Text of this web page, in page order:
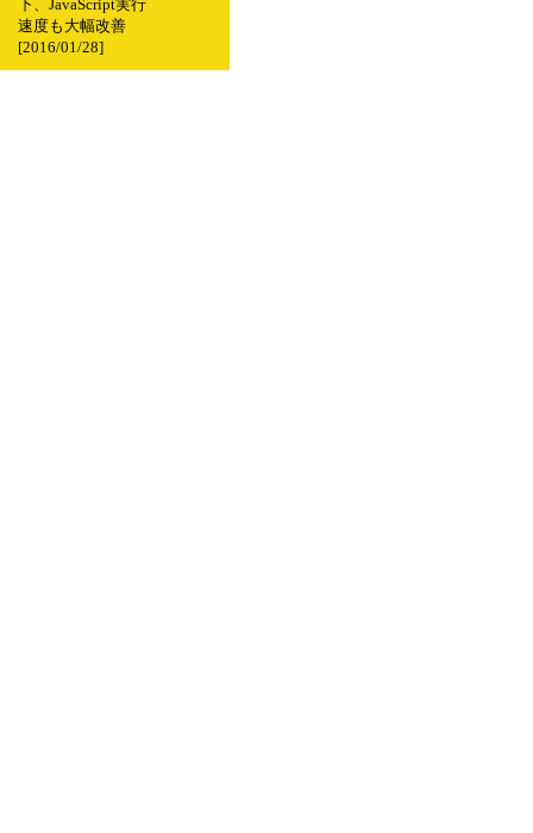
下、JavaScript実行
速度も大幅改善
[2016/01/28]